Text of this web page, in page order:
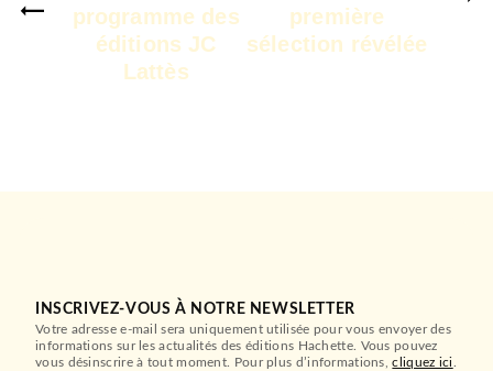
programme des
éditions JC
Lattès
première
sélection révélée
INSCRIVEZ-VOUS À NOTRE NEWSLETTER
Votre adresse e-mail sera uniquement utilisée pour vous envoyer des
informations sur les actualités des éditions Hachette. Vous pouvez
vous désinscrire à tout moment. Pour plus d’informations,cliquez ici